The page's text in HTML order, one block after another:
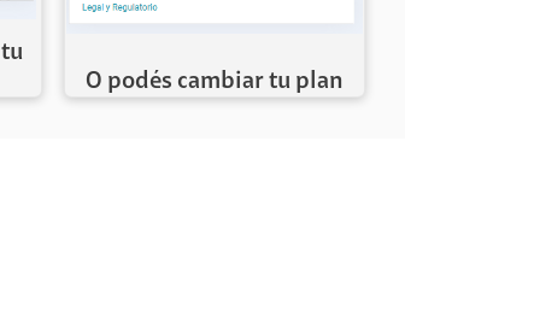
O podés cambiar tu plan